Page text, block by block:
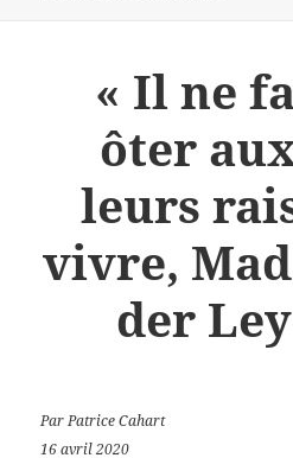
« Il ne
ôter
leurs
vivre,
der
Par Patrice Cahart
16 avril 2020